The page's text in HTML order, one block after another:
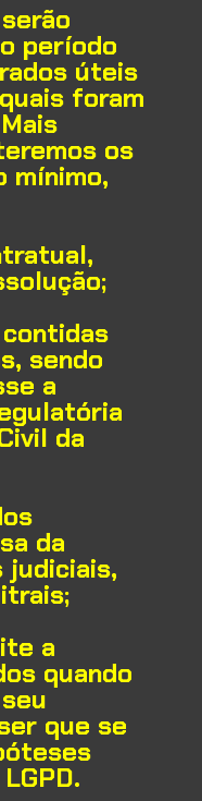
período
úteis
foram
os
mínimo,
sendo
a
da
da
judiciais,
a
quando
que se